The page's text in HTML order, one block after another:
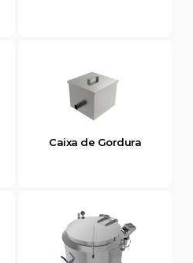
Caixa de Gordura